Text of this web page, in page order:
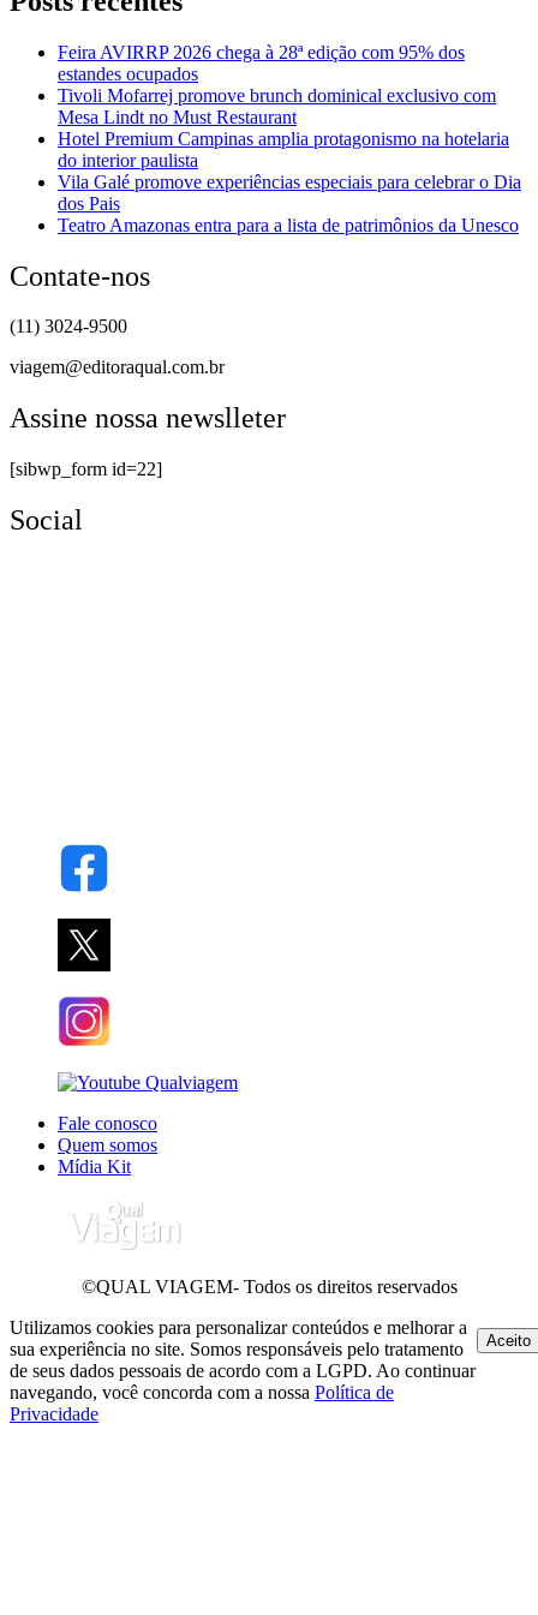
Feira AVIRRP 2026 chega à 28ª edição com 95% dos
estandes ocupados
Tivoli Mofarrej promove brunch dominical exclusivo com
Mesa Lindt no Must Restaurant
Hotel Premium Campinas amplia protagonismo na hotelaria
do interior paulista
Vila Galé promove experiências especiais para celebrar o Dia
dos Pais
Teatro Amazonas entra para a lista de patrimônios da Unesco
Contate-nos
(11) 3024-9500
viagem@editoraqual.com.br
Assine nossa newslleter
[sibwp_form id=22]
Social
Fale conosco
Quem somos
Mídia Kit
©QUAL VIAGEM- Todos os direitos reservados
Utilizamos cookies para personalizar conteúdos e melhorar a
sua experiência no site. Somos responsáveis pelo tratamento
de seus dados pessoais de acordo com a LGPD. Ao continuar
navegando, você concorda com a nossa Política de
Privacidade
Aceito